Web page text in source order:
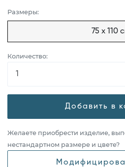
Размеры:
75 x 110
Количество:
Добавить в
Желаете приобрести изделие,
нестандартном размере и цвете?